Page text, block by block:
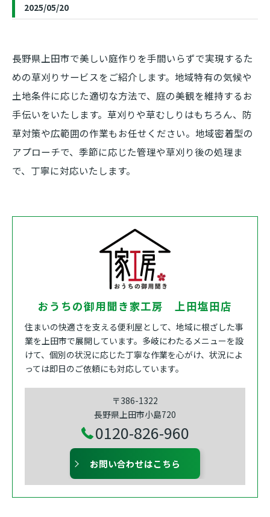
2025/05/20
長野県上田市で美しい庭作りを手間いらずで実現するた
めの草刈りサービスをご紹介します。地域特有の気候や
土地条件に応じた適切な方法で、庭の美観を維持するお
手伝いをいたします。草刈りや草むしりはもちろん、防
草対策や広範囲の作業もお任せください。地域密着型の
アプローチで、季節に応じた管理や草刈り後の処理ま
で、丁寧に対応いたします。
おうちの御用聞き家工房 上田塩田店
住まいの快適さを支える便利屋として、地域に根ざした事
業を上田市で展開しています。多岐にわたるメニューを設
けて、個別の状況に応じた丁寧な作業を心がけ、状況によ
っては即日のご依頼にも対応しています。
〒386-1322
長野県上田市小島720
0120-826-960
お問い合わせはこちら